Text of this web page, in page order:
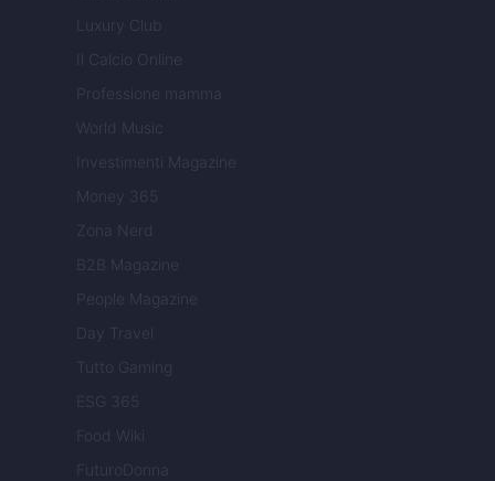
Luxury Club
Il Calcio Online
Professione mamma
World Music
Investimenti Magazine
Money 365
Zona Nerd
B2B Magazine
People Magazine
Day Travel
Tutto Gaming
ESG 365
Food Wiki
FuturoDonna